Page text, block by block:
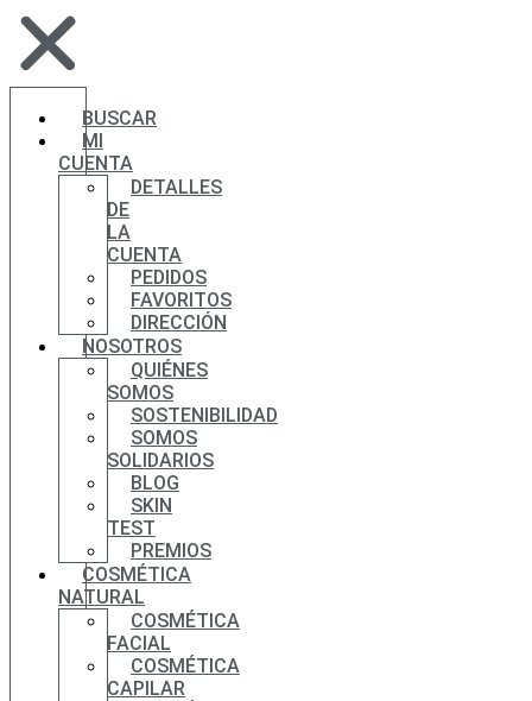
BUSCAR
MI
CUENTA
DETALLES
DE
LA
CUENTA
PEDIDOS
FAVORITOS
DIRECCIÓN
NOSOTROS
QUIÉNES
SOMOS
SOSTENIBILIDAD
SOMOS
SOLIDARIOS
BLOG
SKIN
TEST
PREMIOS
COSMÉTICA
NATURAL
COSMÉTICA
FACIAL
COSMÉTICA
CAPILAR